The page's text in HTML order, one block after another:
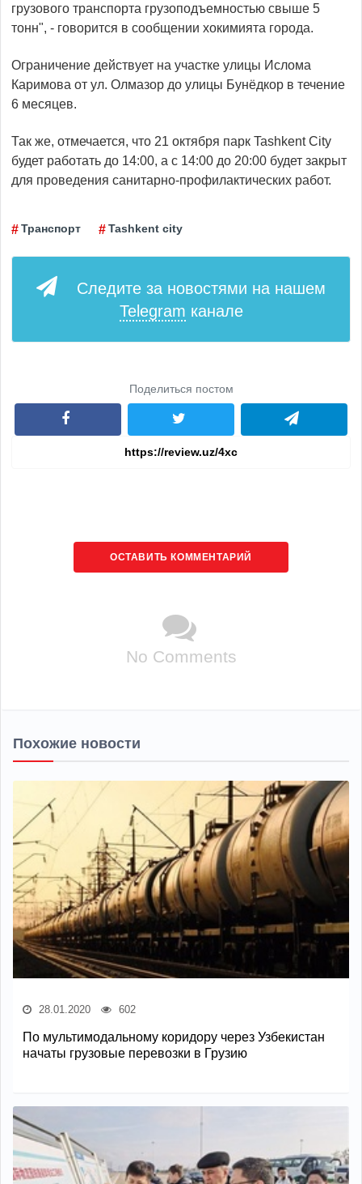
грузового транспорта грузоподъемностью свыше 5
тонн", - говорится в сообщении хокимията города.
Ограничение действует на участке улицы Ислома
Каримова от ул. Олмазор до улицы Бунёдкор в течение
6 месяцев.
Так же, отмечается, что 21 октября парк Tashkent City
будет работать до 14:00, а с 14:00 до 20:00 будет закрыт
для проведения санитарно-профилактических работ.
Транспорт Tashkent city
Следите за новостями на нашем
Telegram канале
Поделиться постом
ОСТАВИТЬ КОММЕНТАРИЙ
No Comments
Похожие новости
28.01.2020 602
По мультимодальному коридору через Узбекистан
начаты грузовые перевозки в Грузию